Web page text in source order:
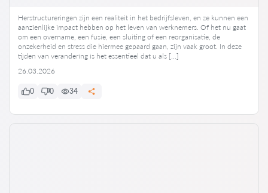
Herstructureringen zijn een realiteit in het bedrijfsleven, en ze kunnen een
aanzienlijke impact hebben op het leven van werknemers. Of het nu gaat
om een overname, een fusie, een sluiting of een reorganisatie, de
onzekerheid en stress die hiermee gepaard gaan, zijn vaak groot. In deze
tijden van verandering is het essentieel dat u als […]
26.03.2026
0 0 34